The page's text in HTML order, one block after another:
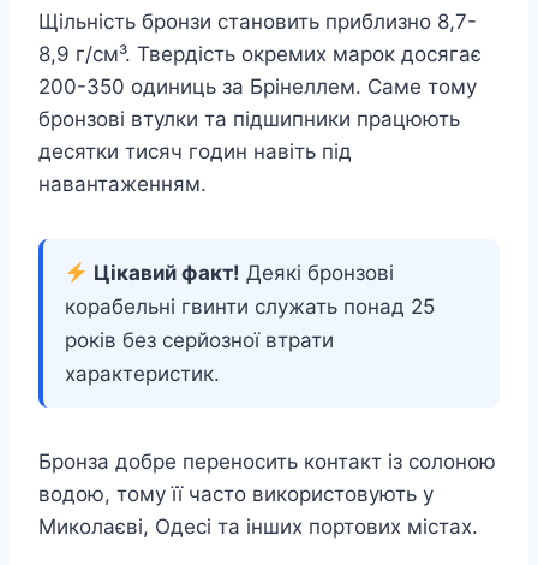
Щільність бронзи становить приблизно 8,7-
8,9 г/см³. Твердість окремих марок досягає
200-350 одиниць за Брінеллем. Саме тому
бронзові втулки та підшипники працюють
десятки тисяч годин навіть під
навантаженням.
Цікавий факт! Деякі бронзові
корабельні гвинти служать понад 25
років без серйозної втрати
характеристик.
Бронза добре переносить контакт із солоною
водою, тому її часто використовують у
Миколаєві, Одесі та інших портових містах.